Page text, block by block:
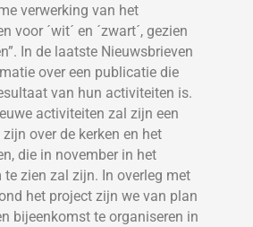
verwerking van het
voor ´wit´ en ´zwart´, gezien
In de laatste Nieuwsbrieven
over een publicatie die
van hun activiteiten is.
activiteiten zal zijn een
over de kerken en het
die in november in het
te zien zal zijn. In overleg met
het project zijn we van plan
bijeenkomst te organiseren in